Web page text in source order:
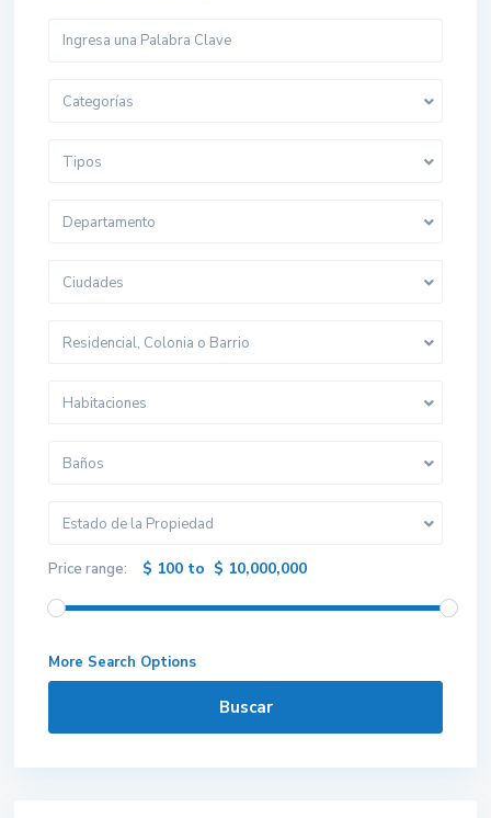
Categorías
Tipos
Departamento
Ciudades
Residencial, Colonia o Barrio
Habitaciones
Baños
Estado de la Propiedad
Price range: $ 100 to $ 10,000,000
More Search Options
Buscar